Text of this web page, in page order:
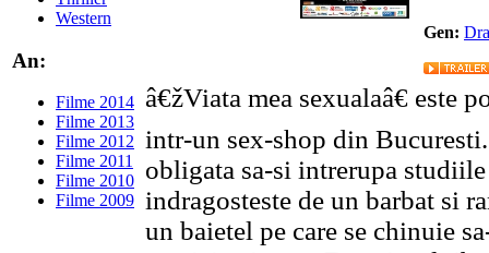
Western
An:
Filme 2014
Filme 2013
Filme 2012
Filme 2011
Filme 2010
Filme 2009
Gen:
â€žViata mea sexualaâ€ este
intr-un sex-shop din
obligata sa-si intrerupa
indragosteste de un barbat si
un baietel pe care se chinuie